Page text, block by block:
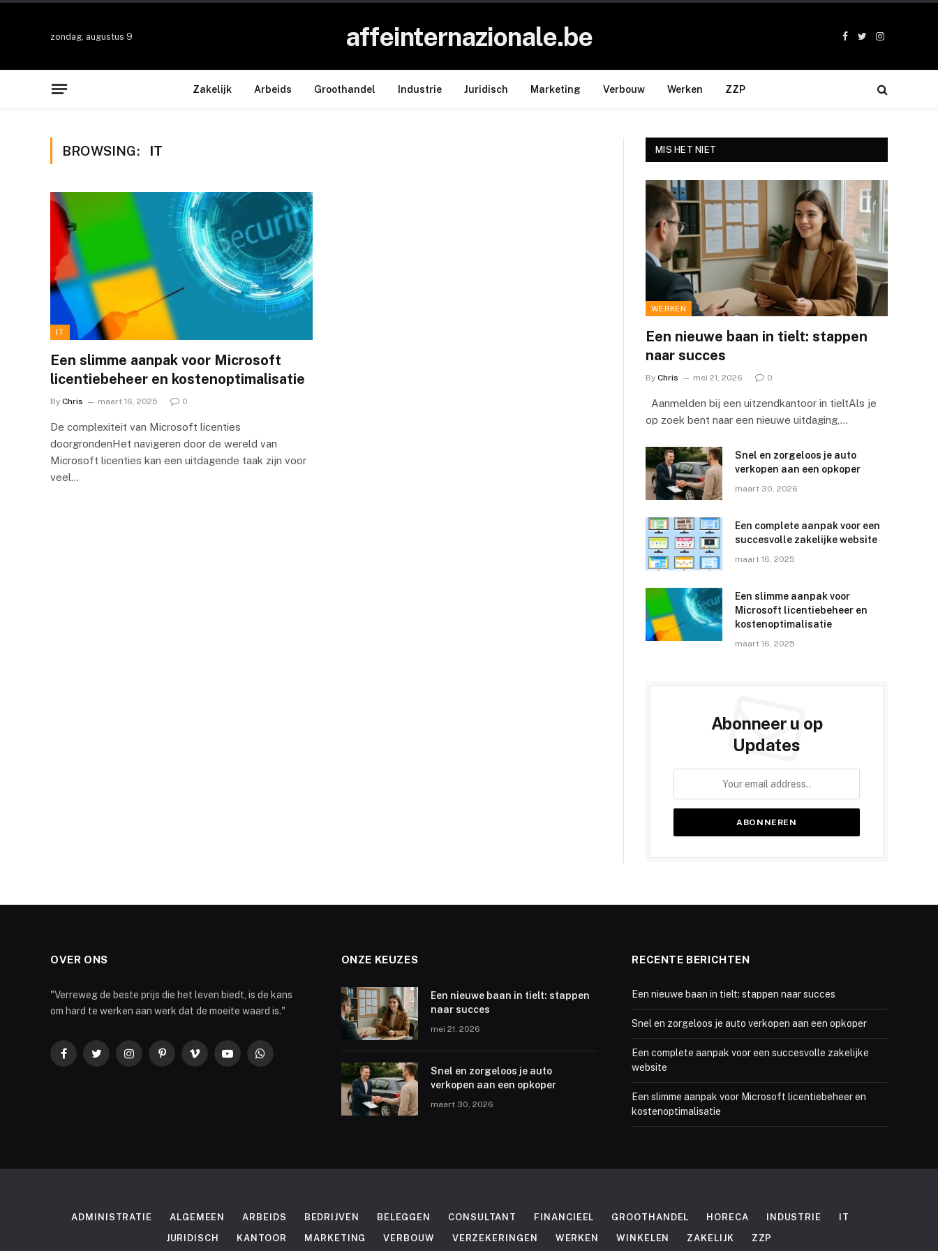
zondag, augustus 9 affeinternazionale.be Facebook
TwitterInstagram
Zakelijk Arbeids Groothandel Industrie Juridisch Marketing Verbouw Werken ZZP
BROWSING: IT
IT
Een slimme aanpak voor Microsoft
licentiebeheer en kostenoptimalisatie
By Chris maart 16, 2025 0
De complexiteit van Microsoft licenties
doorgrondenHet navigeren door de wereld van
Microsoft licenties kan een uitdagende taak zijn voor
veel…
MIS HET NIET
WERKEN
Een nieuwe baan in tielt: stappen
naar succes
By Chris mei 21, 2026 0
Aanmelden bij een uitzendkantoor in tieltAls je
op zoek bent naar een nieuwe uitdaging,…
Snel en zorgeloos je auto
verkopen aan een opkoper
maart 30, 2026
Een complete aanpak voor een
succesvolle zakelijke website
maart 16, 2025
Een slimme aanpak voor
Microsoft licentiebeheer en
kostenoptimalisatie
maart 16, 2025
Abonneer u op
Updates
OVER ONS
"Verreweg de beste prijs die het leven biedt, is de kans
om hard te werken aan werk dat de moeite waard is."
FacebookTwitterInstagramPinterestVimeo YouTubeWhatsApp
ONZE KEUZES
Een nieuwe baan in tielt: stappen
naar succes
mei 21, 2026
Snel en zorgeloos je auto
verkopen aan een opkoper
maart 30, 2026
RECENTE BERICHTEN
Een nieuwe baan in tielt: stappen naar succes
Snel en zorgeloos je auto verkopen aan een opkoper
Een complete aanpak voor een succesvolle zakelijke
website
Een slimme aanpak voor Microsoft licentiebeheer en
kostenoptimalisatie
ADMINISTRATIE ALGEMEEN ARBEIDS BEDRIJVEN BELEGGEN CONSULTANT FINANCIEEL GROOTHANDEL HORECA INDUSTRIE
IT
JURIDISCH
KANTOOR MARKETING VERBOUW VERZEKERINGEN WERKEN WINKELEN ZAKELIJK ZZP